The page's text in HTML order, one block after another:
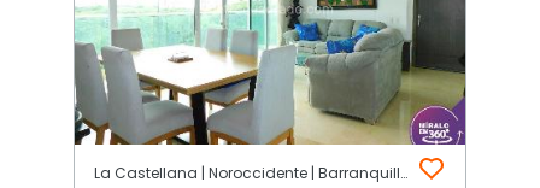
La Castellana | Noroccidente | Barranquilla